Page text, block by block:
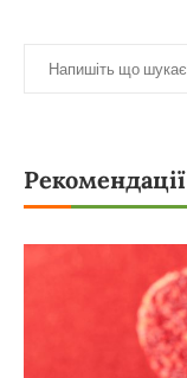
Рекомендації